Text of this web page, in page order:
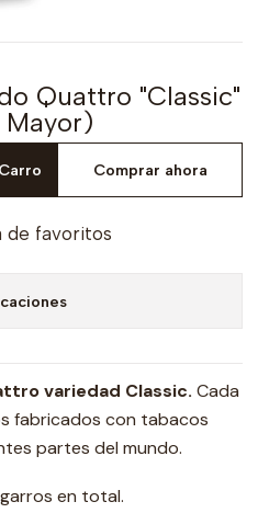
Quattro "Classic"
Comprar ahora
de favoritos
variedad Classic. Cada
fabricados con tabacos
partes del mundo.
en total.